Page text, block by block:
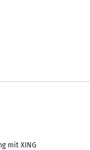
mit XING